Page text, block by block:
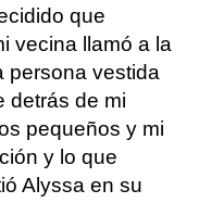
que
vecina llamó a la
persona vestida
detrás de mi
pequeños y mi
y lo que
Alyssa en su